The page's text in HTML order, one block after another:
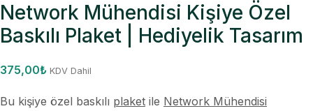
Network Mühendisi Kişiye Özel
Baskılı Plaket | Hediyelik Tasarım
375,00₺ KDV Dahil
Bu kişiye özel baskılı plaket ile Network Mühendisi